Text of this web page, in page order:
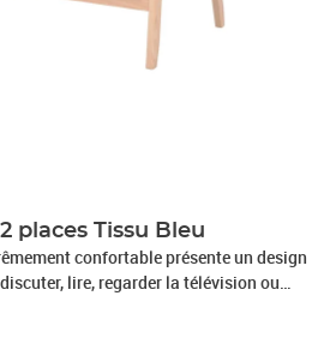
places Tissu Bleu
confortable présente un design
lire, regarder la télévision ou
canapé est capitonné en tissu